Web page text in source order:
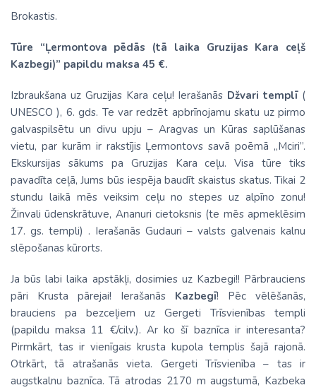
Brokastis.
Tūre “Ļermontova pēdās (tā laika Gruzijas Kara ceļš
Kazbegi)” papildu maksa 45 €.
Izbraukšana uz Gruzijas Kara ceļu! Ierašanās Džvari templī(
UNESCO ), 6. gds. Te var redzēt apbrīnojamu skatu uz pirmo
galvaspilsētu un divu upju – Aragvas un Kūras saplūšanas
vietu, par kurām ir rakstījis Ļermontovs savā poēmā „Mciri”.
Ekskursijas sākums pa Gruzijas Kara ceļu. Visa tūre tiks
pavadīta ceļā, Jums būs iespēja baudīt skaistus skatus. Tikai 2
stundu laikā mēs veiksim ceļu no stepes uz alpīno zonu!
Žinvali ūdenskrātuve, Ananuri cietoksnis (te mēs apmeklēsim
17. gs. templi) . Ierašanās Gudauri – valsts galvenais kalnu
slēpošanas kūrorts.
Ja būs labi laika apstākļi, dosimies uz Kazbegi!! Pārbrauciens
pāri Krusta pārejai! Ierašanās Kazbegī! Pēc vēlēšanās,
brauciens pa bezceļiem uz Gergeti Trīsvienības templi
(papildu maksa 11 €/cilv.). Ar ko šī baznīca ir interesanta?
Pirmkārt, tas ir vienīgais krusta kupola templis šajā rajonā.
Otrkārt, tā atrašanās vieta. Gergeti Trīsvienība – tas ir
augstkalnu baznīca. Tā atrodas 2170 m augstumā, Kazbeka